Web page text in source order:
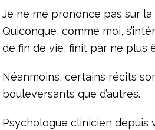
Je ne me prononce pas sur
Quiconque, comme moi,
de fin de vie, finit par ne plus
Néanmoins, certains récits
bouleversants que d’autres.
Psychologue clinicien depuis